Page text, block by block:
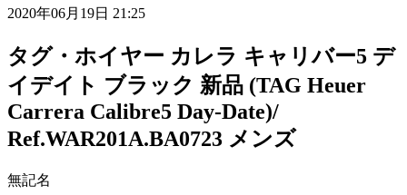
2020年06月19日 21:25
タグ・ホイヤー カレラ キャリバー5 デ
イデイト ブラック 新品 (TAG Heuer
Carrera Calibre5 Day-Date)/
Ref.WAR201A.BA0723 メンズ
無記名